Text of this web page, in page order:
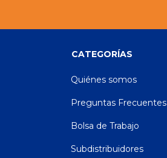
CATEGORÍAS
Quiénes somos
Preguntas Frecuentes
Bolsa de Trabajo
Subdistribuidores